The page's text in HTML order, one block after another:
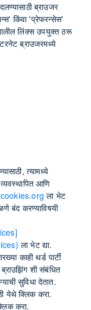
ब्राउजर
किंवा 'प्रेफरन्सेस'
लिंक्स उपयुक्त ठरू
ब्राउजरमध्ये
त्यामध्ये
आणि
ला भेट
बंद करण्याविषयी
ला भेट द्या.
काही थर्ड पार्टी
ब्राउझिंग शी संबंधित
सुविधा देतात.
येथे क्लिक करा.
करा.